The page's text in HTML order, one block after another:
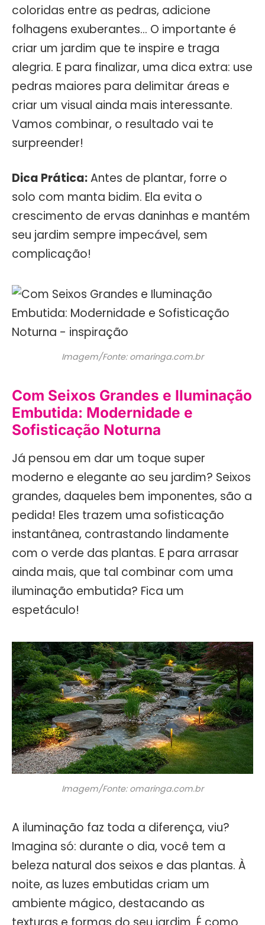
coloridas entre as pedras, adicione
folhagens exuberantes… O importante é
criar um jardim que te inspire e traga
alegria. E para finalizar, uma dica extra: use
pedras maiores para delimitar áreas e
criar um visual ainda mais interessante.
Vamos combinar, o resultado vai te
surpreender!
Dica Prática:Antes de plantar, forre o
solo com manta bidim. Ela evita o
crescimento de ervas daninhas e mantém
seu jardim sempre impecável, sem
complicação!
Imagem/Fonte: omaringa.com.br
Com Seixos Grandes e Iluminação
Embutida: Modernidade e
Sofisticação Noturna
Já pensou em dar um toque super
moderno e elegante ao seu jardim? Seixos
grandes, daqueles bem imponentes, são a
pedida! Eles trazem uma sofisticação
instantânea, contrastando lindamente
com o verde das plantas. E para arrasar
ainda mais, que tal combinar com uma
iluminação embutida? Fica um
espetáculo!
Imagem/Fonte: omaringa.com.br
A iluminação faz toda a diferença, viu?
Imagina só: durante o dia, você tem a
beleza natural dos seixos e das plantas. À
noite, as luzes embutidas criam um
ambiente mágico, destacando as